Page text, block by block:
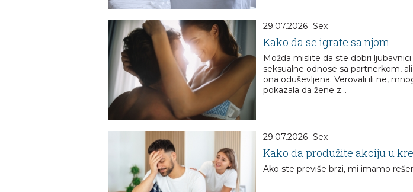
29.07.2026 Sex
Kako da se igrate sa njom
Možda mislite da ste dobri
seksualne odnose sa partnerkom,
ona oduševljena. Verovali ili ne,
pokazala da žene z...
29.07.2026 Sex
Kako da produžite akciju u
Ako ste previše brzi, mi imamo